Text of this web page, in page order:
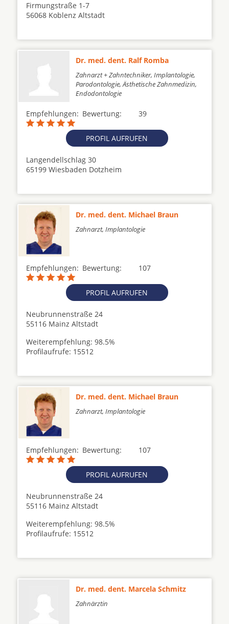
Firmungstraße 1-7
56068 Koblenz Altstadt
Dr. med. dent. Ralf Romba
Zahnarzt + Zahntechniker, Implantologie,
Parodontologie, Ästhetische Zahnmedizin,
Endodontologie
Empfehlungen: 39
Bewertung:
PROFIL AUFRUFEN
Langendellschlag 30
65199 Wiesbaden Dotzheim
Dr. med. dent. Michael Braun
Zahnarzt, Implantologie
Empfehlungen: 107
Bewertung:
PROFIL AUFRUFEN
Neubrunnenstraße 24
55116 Mainz Altstadt
Weiterempfehlung: 98.5%
Profilaufrufe: 15512
Dr. med. dent. Michael Braun
Zahnarzt, Implantologie
Empfehlungen: 107
Bewertung:
PROFIL AUFRUFEN
Neubrunnenstraße 24
55116 Mainz Altstadt
Weiterempfehlung: 98.5%
Profilaufrufe: 15512
Dr. med. dent. Marcela Schmitz
Zahnärztin